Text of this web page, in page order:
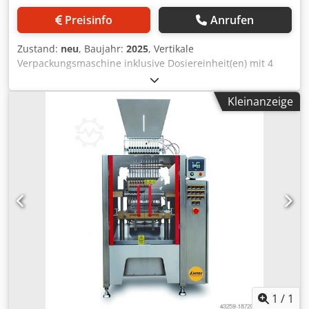
Preisinfo Anrufen
Zustand: neu, Baujahr: 2025, Vertikale
Verpackungsmaschine inklusive Dosiereinheit(en) mit 4
Produktionslinien für die Herstellung von "Stick-Packs" mit
mittlerer Rückennaht (alternativ: 3- oder 4-seitig
verschweißt - gegen Aufpreis) zur Verpackung von
Granulaten (Zucker, Salz, usw.). PLC und Farb-Touchscreen
von OMRON, Selbstdiagnose. Pneumatische Teile von
AIRTAC, Temperatur-PID von OMRON, elektronische Teile
von SCHNEIDER und OMRON. Folienantrieb, AB-
Konvertersteuerung, Edelstahlversion (SS304),
Schwingbecher-Fülleinheit für Granulate. - Spezifikationen:
max. Maschinentaktzahl im Leerlauf: 4x60 Takte/Minute;
Genauigkeit: +/-10%; geeignet für alle BOPP-/PE- und
laminierte Folien; Beutelgrößen: L(50-350)xW(10-100)mm;
Maschinenmaße: L1500xW1300xH1900mm; Gewicht:
450kg. Dkedpjv Nmc Sjfx Am Rjr Die Maschine/Anlage ist
auch in weiteren Ausführungen für verschiedene
Kleinanzeige
1 / 1